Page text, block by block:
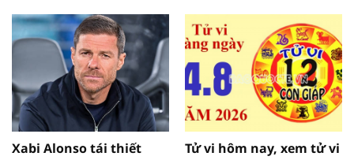
Xabi Alonso tái thiết
Tử vi hôm nay, xem tử vi